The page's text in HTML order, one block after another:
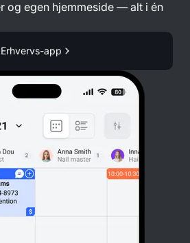
og egen hjemmeside — alt i én
Erhvervs-app